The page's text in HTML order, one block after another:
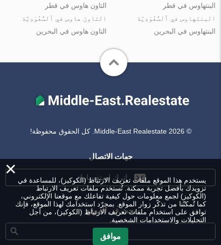
البنتهاوس في قطر
البنتهاوس في ٱلسُّعُوْدِيَّة
البنتهاوس في البحرين
التاون هاوس في قطر
التاون هاوس في ٱلسُّعُوْدِيَّة
التاون هاوس في البحرين
© Middle-East Realestate 2026. كل الحقوق محفوظة!
جهات الاتصال
اترك استفسارك
بحث في الموقع
×
يستخدم هذا الموقع ملفات تعريف الارتباط (الكوكيز)، للمساعدة في
تزويدك بأفضل تجربة ممكنة. تُستخدم ملفات تعريف الارتباط
(الكوكيز) لجمع معلومات حول كيفية تفاعلك مع موقعنا الإلكتروني،
كما تُمكنّنا من تذكّر زوار الموقع. بمجرّد استخدامك لهذا الموقع، فإنك
توافق على استخدام ملفات تعريف الارتباط (الكوكيز)، من أجل
التحليلات والاستخدامات الشخصية.
موافق